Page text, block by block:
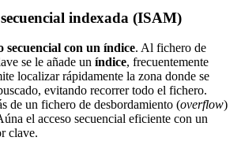
indexada (ISAM)
con un índice. Al fichero de
se le añade un índice, frecuentemente
localizar rápidamente la zona donde se
evitando recorrer todo el fichero.
de un fichero de desbordamiento (overflow)
el acceso secuencial eficiente con un
clave.